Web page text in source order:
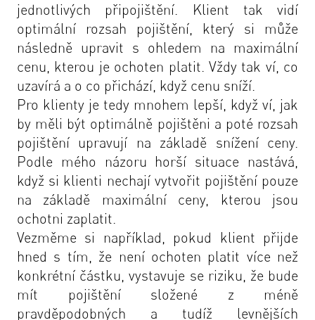
jednotlivých připojištění. Klient tak vidí
optimální rozsah pojištění, který si může
následně upravit s ohledem na maximální
cenu, kterou je ochoten platit. Vždy tak ví, co
uzavírá a o co přichází, když cenu sníží.
Pro klienty je tedy mnohem lepší, když ví, jak
by měli být optimálně pojištěni a poté rozsah
pojištění upravují na základě snížení ceny.
Podle mého názoru horší situace nastává,
když si klienti nechají vytvořit pojištění pouze
na základě maximální ceny, kterou jsou
ochotni zaplatit.
Vezměme si například, pokud klient přijde
hned s tím, že není ochoten platit více než
konkrétní částku, vystavuje se riziku, že bude
mít pojištění složené z méně
pravděpodobných a tudíž levnějších